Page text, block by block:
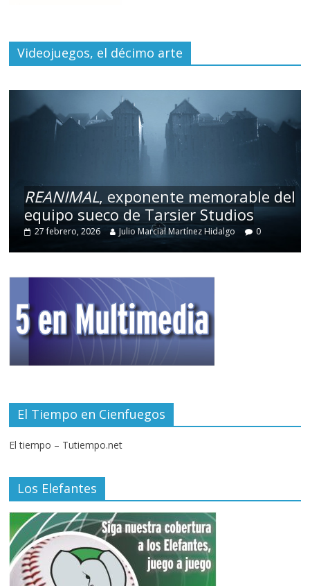
Videojuegos, el décimo arte
REANIMAL, exponente memorable del
equipo sueco de Tarsier Studios
27 febrero, 2026 Julio Marcial Martínez Hidalgo 0
El Tiempo en Cienfuegos
El tiempo – Tutiempo.net
Los Elefantes